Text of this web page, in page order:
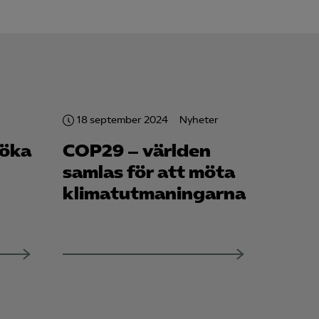
18 september 2024 Nyheter
COP29 – världen
samlas för att möta
klimatutmaningarna